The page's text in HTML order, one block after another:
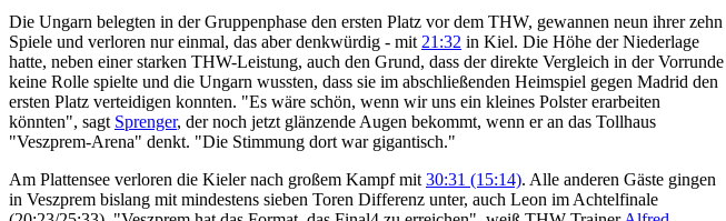
Die Ungarn belegten in der Gruppenphase den ersten Platz vor dem THW, gewannen neun ihrer zehn
Spiele und verloren nur einmal, das aber denkwürdig - mit 21:32 in Kiel. Die Höhe der Niederlage
hatte, neben einer starken THW-Leistung, auch den Grund, dass der direkte Vergleich in der Vorrunde
keine Rolle spielte und die Ungarn wussten, dass sie im abschließenden Heimspiel gegen Madrid den
ersten Platz verteidigen konnten. "Es wäre schön, wenn wir uns ein kleines Polster erarbeiten
könnten", sagt Sprenger, der noch jetzt glänzende Augen bekommt, wenn er an das Tollhaus
"Veszprem-Arena" denkt. "Die Stimmung dort war gigantisch."
Am Plattensee verloren die Kieler nach großem Kampf mit 30:31 (15:14). Alle anderen Gäste gingen
in Veszprem bislang mit mindestens sieben Toren Differenz unter, auch Leon im Achtelfinale